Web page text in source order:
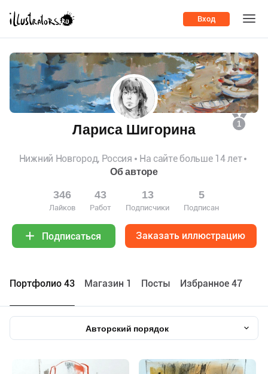
Вход
1
Лариса Шигорина
Нижний Новгород, Россия
На сайте больше 14 лет
Об авторе
346
Лайков
43
Работ
13
Подписчики
5
Подписан
Подписаться Заказать иллюстрацию
Портфолио 43 Maгазин 1 Посты Избранное 47
Авторский порядок